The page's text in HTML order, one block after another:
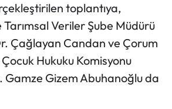
toplantıya,
Veriler Şube Müdürü
Çağlayan Candan ve Çorum
Hukuku Komisyonu
Gamze Gizem Abuhanoğlu da